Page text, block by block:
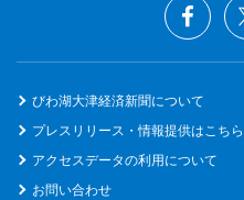
びわ湖大津経済新聞について
プレスリリース・情報提供はこち
アクセスデータの利用について
お問い合わせ